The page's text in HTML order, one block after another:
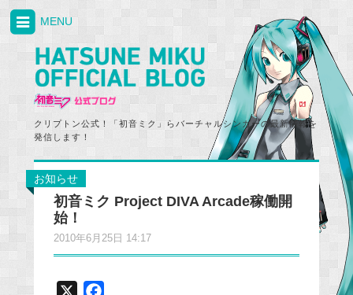
クリプトン公式！「初音ミク」らバーチャルシンガーの最新情報を
発信します！
MENU
お知らせ
初音ミク Project DIVA Arcade稼働開
始！
2010年6月25日 14:17